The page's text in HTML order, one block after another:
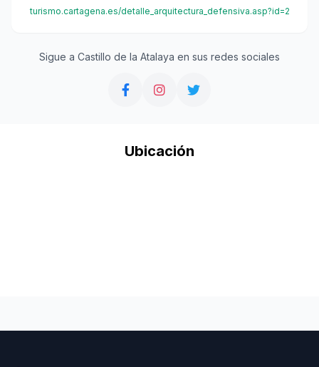
turismo.cartagena.es/detalle_arquitectura_defensiva.asp?id=2
Sigue a Castillo de la Atalaya en sus redes sociales
Ubicación